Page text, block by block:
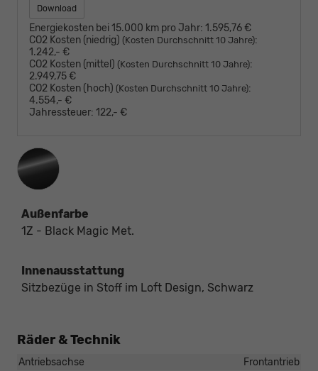
Download
Energiekosten bei 15.000 km pro Jahr: 1.595,76 €
CO2 Kosten (niedrig) (Kosten Durchschnitt 10 Jahre):
1.242,- €
CO2 Kosten (mittel) (Kosten Durchschnitt 10 Jahre):
2.949,75 €
CO2 Kosten (hoch) (Kosten Durchschnitt 10 Jahre):
4.554,- €
Jahressteuer: 122,- €
Außenfarbe
1Z - Black Magic Met.
Innenausstattung
Sitzbezüge in Stoff im Loft Design, Schwarz
Räder & Technik
Antriebsachse Frontantrieb